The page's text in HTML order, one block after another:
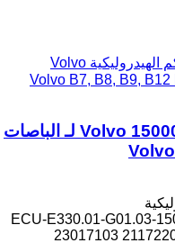
عصا تحكم الهيدروليكية Volvo
عصا تحكم الهيدروليكية Volvo 15000135211 لـ الباصات
15000135211 ECU-E330.01-
23017103